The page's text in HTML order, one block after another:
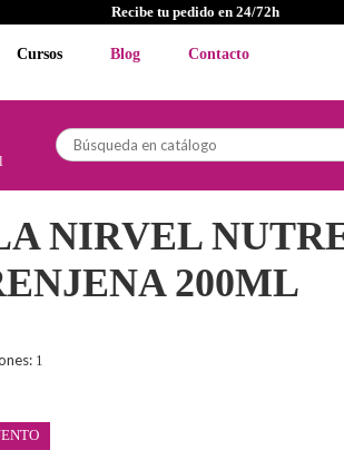
Recibe tu pedido en 24/72h
Cursos Blog Contacto
NIRVEL
200ML
1